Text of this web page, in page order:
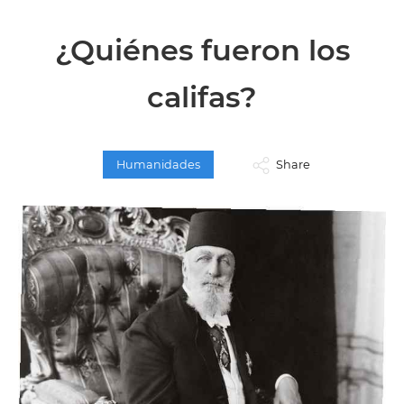
¿Quiénes fueron los
califas?
Humanidades Share